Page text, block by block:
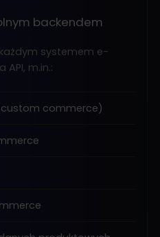
backendem
systemem e-
m.in.:
commerce)